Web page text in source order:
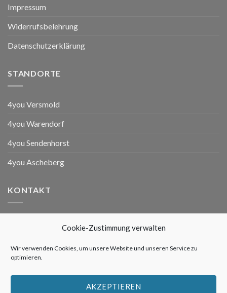
Cookie-Zustimmung verwalten
Wir verwenden Cookies, um unsere Website und unseren Service zu
optimieren.
AKZEPTIEREN
Impressum
Widerrufsbelehrung
Datenschutzerklärung
STANDORTE
4you Versmold
4you Warendorf
4you Sendenhorst
4you Ascheberg
KONTAKT
Ziegeleistraße 3